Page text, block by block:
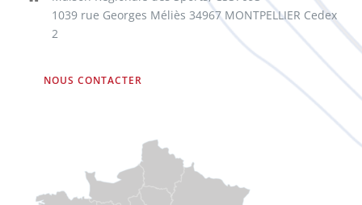
1039 rue Georges Méliès 34967 MONTPELLIER Cedex
2
NOUS CONTACTER